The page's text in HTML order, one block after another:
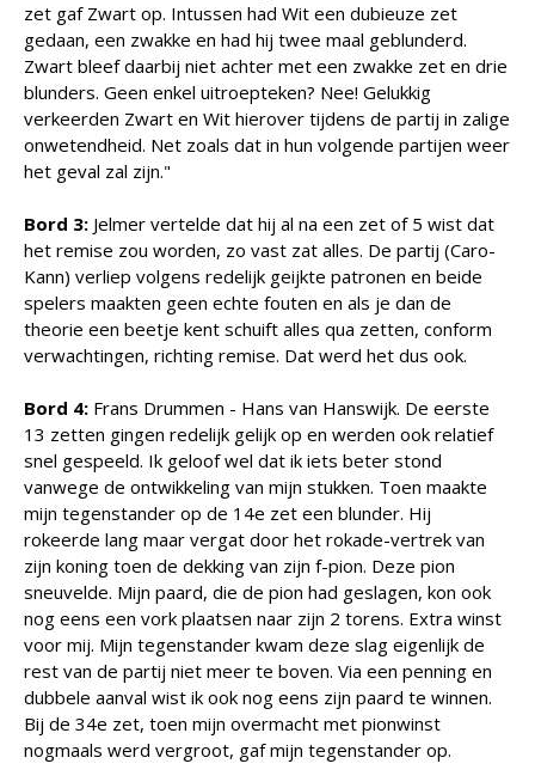
zet gaf Zwart op. Intussen had Wit een dubieuze zet
gedaan, een zwakke en had hij twee maal geblunderd.
Zwart bleef daarbij niet achter met een zwakke zet en drie
blunders. Geen enkel uitroepteken? Nee! Gelukkig
verkeerden Zwart en Wit hierover tijdens de partij in zalige
onwetendheid. Net zoals dat in hun volgende partijen weer
het geval zal zijn."
Bord 3: Jelmer vertelde dat hij al na een zet of 5 wist dat
het remise zou worden, zo vast zat alles. De partij (Caro-
Kann) verliep volgens redelijk geijkte patronen en beide
spelers maakten geen echte fouten en als je dan de
theorie een beetje kent schuift alles qua zetten, conform
verwachtingen, richting remise. Dat werd het dus ook.
Bord 4: Frans Drummen - Hans van Hanswijk. De eerste
13 zetten gingen redelijk gelijk op en werden ook relatief
snel gespeeld. Ik geloof wel dat ik iets beter stond
vanwege de ontwikkeling van mijn stukken. Toen maakte
mijn tegenstander op de 14e zet een blunder. Hij
rokeerde lang maar vergat door het rokade-vertrek van
zijn koning toen de dekking van zijn f-pion. Deze pion
sneuvelde. Mijn paard, die de pion had geslagen, kon ook
nog eens een vork plaatsen naar zijn 2 torens. Extra winst
voor mij. Mijn tegenstander kwam deze slag eigenlijk de
rest van de partij niet meer te boven. Via een penning en
dubbele aanval wist ik ook nog eens zijn paard te winnen.
Bij de 34e zet, toen mijn overmacht met pionwinst
nogmaals werd vergroot, gaf mijn tegenstander op.